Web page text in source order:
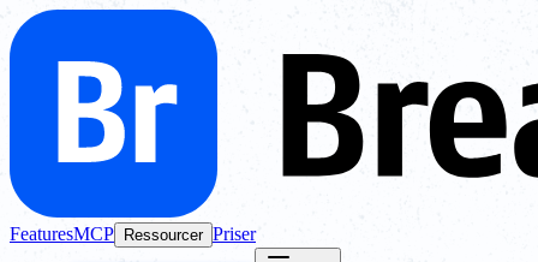
FeaturesMCP Ressourcer Priser